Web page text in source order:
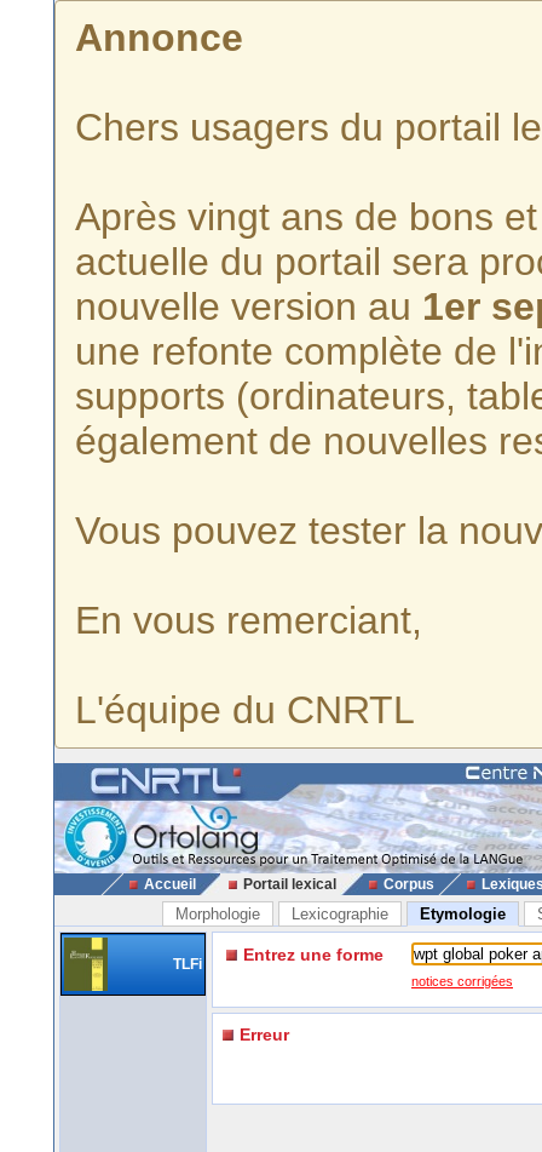
Annonce
Chers usagers du portail
Après vingt ans de bons
actuelle du portail sera
nouvelle version au 1er
une refonte complète de
supports (ordinateurs,
également de nouvelles
Vous pouvez tester la
En vous remerciant,
L'équipe du CNRTL
Accueil Portail lexical Corpus
Morphologie Lexicographie Etymologie
TLFi Entrez une forme
notices corrigées
Erreur